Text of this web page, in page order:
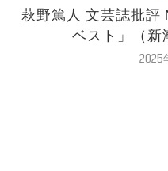
萩野篤人 文芸誌批評
ベスト」（新
2025